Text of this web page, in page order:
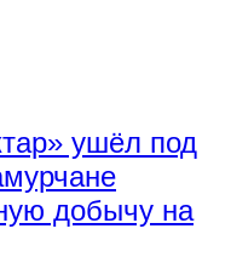
ушёл под
добычу на